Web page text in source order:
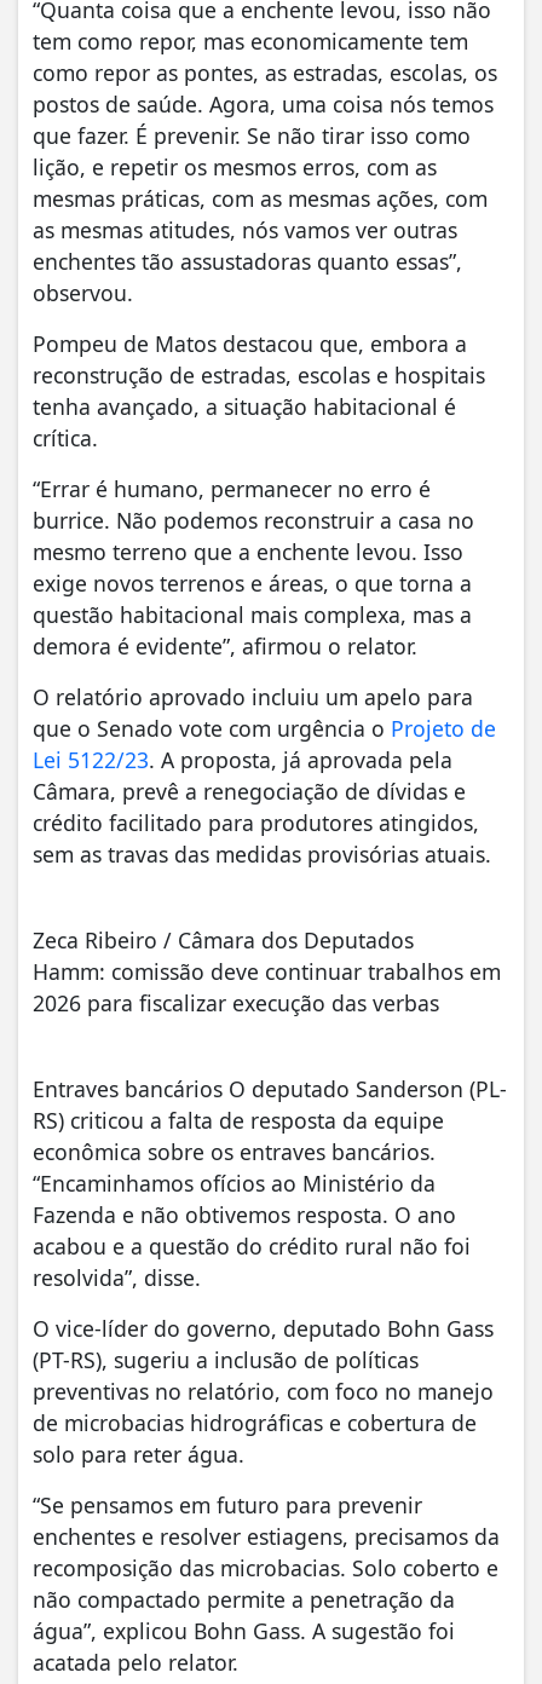
“Quanta coisa que a enchente levou, isso não
tem como repor, mas economicamente tem
como repor as pontes, as estradas, escolas, os
postos de saúde. Agora, uma coisa nós temos
que fazer. É prevenir. Se não tirar isso como
lição, e repetir os mesmos erros, com as
mesmas práticas, com as mesmas ações, com
as mesmas atitudes, nós vamos ver outras
enchentes tão assustadoras quanto essas”,
observou.
Pompeu de Matos destacou que, embora a
reconstrução de estradas, escolas e hospitais
tenha avançado, a situação habitacional é
crítica.
“Errar é humano, permanecer no erro é
burrice. Não podemos reconstruir a casa no
mesmo terreno que a enchente levou. Isso
exige novos terrenos e áreas, o que torna a
questão habitacional mais complexa, mas a
demora é evidente”, afirmou o relator.
O relatório aprovado incluiu um apelo para
que o Senado vote com urgência o Projeto de
Lei 5122/23. A proposta, já aprovada pela
Câmara, prevê a renegociação de dívidas e
crédito facilitado para produtores atingidos,
sem as travas das medidas provisórias atuais.
Zeca Ribeiro / Câmara dos Deputados
Hamm: comissão deve continuar trabalhos em
2026 para fiscalizar execução das verbas
Entraves bancários O deputado Sanderson (PL-
RS) criticou a falta de resposta da equipe
econômica sobre os entraves bancários.
“Encaminhamos ofícios ao Ministério da
Fazenda e não obtivemos resposta. O ano
acabou e a questão do crédito rural não foi
resolvida”, disse.
O vice-líder do governo, deputado Bohn Gass
(PT-RS), sugeriu a inclusão de políticas
preventivas no relatório, com foco no manejo
de microbacias hidrográficas e cobertura de
solo para reter água.
“Se pensamos em futuro para prevenir
enchentes e resolver estiagens, precisamos da
recomposição das microbacias. Solo coberto e
não compactado permite a penetração da
água”, explicou Bohn Gass. A sugestão foi
acatada pelo relator.